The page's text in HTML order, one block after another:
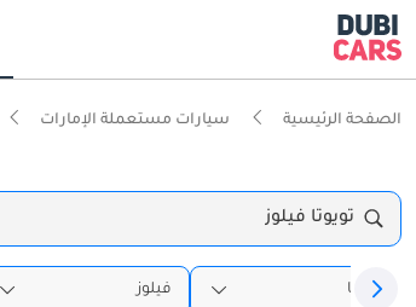
الصفحة الرئيسية سيارات مستعملة الإمارات
تويوتا فيلوز
تويوتا فيلوز